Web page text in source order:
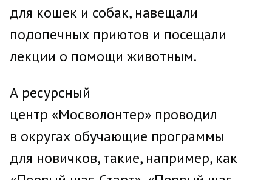
для кошек и собак, навещали
подопечных приютов и посещали
лекции о помощи животным.
А ресурсный
центр «Мосволонтер» проводил
в округах обучающие программы
для новичков, такие, например, как